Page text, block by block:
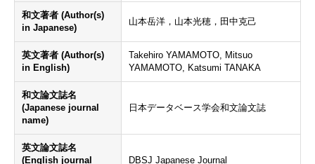
和文著者 (Author(s)
in Japanese)
山本岳洋，山本光穂，田中克己
英文著者 (Author(s)
in English)
Takehiro YAMAMOTO, Mitsuo
YAMAMOTO, Katsumi TANAKA
和文論文誌名
(Japanese journal
name)
日本データベース学会和文論文誌
英文論文誌名
(English journal
DBSJ Japanese Journal